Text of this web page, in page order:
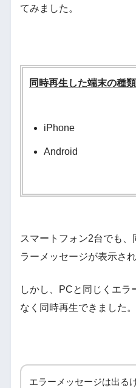
てみました。
同時再生した端末の種類
iPhone
Android
スマートフォン2台でも
ラーメッセージが表示され
しかし、PCと同じくエラ
なく同時再生できました。
エラーメッセージは出る